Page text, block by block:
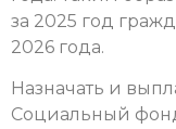
за 2025 год
2026 года.
Назначать и
Социальный